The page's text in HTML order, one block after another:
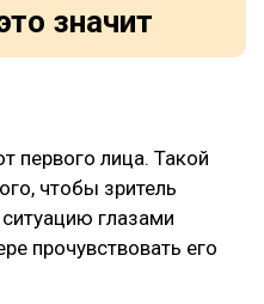
значит
первого лица. Такой
чтобы зритель
глазами
прочувствовать его